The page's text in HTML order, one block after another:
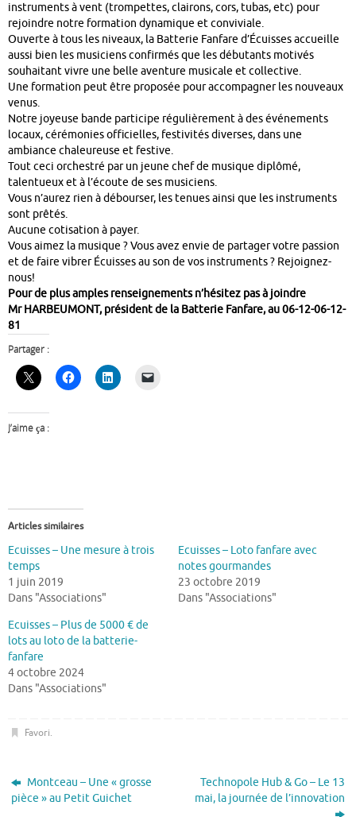
instruments à vent (trompettes, clairons, cors, tubas, etc) pour
rejoindre notre formation dynamique et conviviale.
Ouverte à tous les niveaux, la Batterie Fanfare d’Écuisses accueille
aussi bien les musiciens confirmés que les débutants motivés
souhaitant vivre une belle aventure musicale et collective.
Une formation peut être proposée pour accompagner les nouveaux
venus.
Notre joyeuse bande participe régulièrement à des événements
locaux, cérémonies officielles, festivités diverses, dans une
ambiance chaleureuse et festive.
Tout ceci orchestré par un jeune chef de musique diplômé,
talentueux et à l’écoute de ses musiciens.
Vous n’aurez rien à débourser, les tenues ainsi que les instruments
sont prêtés.
Aucune cotisation à payer.
Vous aimez la musique ? Vous avez envie de partager votre passion
et de faire vibrer Écuisses au son de vos instruments ? Rejoignez-
nous!
Pour de plus amples renseignements n’hésitez pas à joindre
Mr HARBEUMONT, président de la Batterie Fanfare, au 06-12-06-12-
81
Partager :
J’aime ça :
Articles similaires
Ecuisses – Une mesure à trois
temps
1 juin 2019
Dans "Associations"
Ecuisses – Loto fanfare avec
notes gourmandes
23 octobre 2019
Dans "Associations"
Ecuisses – Plus de 5000 € de
lots au loto de la batterie-
fanfare
4 octobre 2024
Dans "Associations"
Favori.
Montceau – Une « grosse
pièce » au Petit Guichet
Technopole Hub & Go – Le 13
mai, la journée de l’innovation